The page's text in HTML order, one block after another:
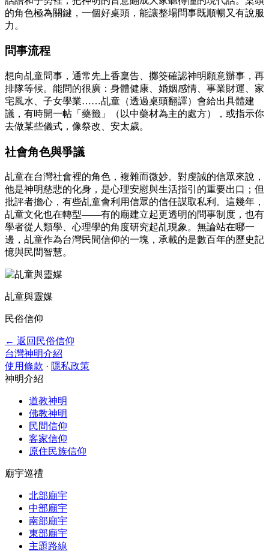
的角色極為關鍵，一個好桌頭，能讓整場問事既順暢又有說服
力。
問事流程
想向乩童問事，通常先上香稟告、擲筊確認神明願意辦事，再
排隊等候。能問的很廣：身體健康、婚姻感情、事業財運、家
宅風水、子女學業……乩童（透過桌頭翻譯）會給出具體建
議，有時開一帖「藥籤」（以中藥材為主的處方），或指示你
去做某些儀式，像祭改、安太歲。
社會角色與爭議
乩童在台灣社會裡的角色，複雜而微妙。對虔誠的信眾來說，
他是神明慈悲的化身，是心理安慰與生活指引的重要出口；但
批評者擔心，有些乩童會利用信眾的信任謀取私利。這幾年，
乩童文化也在轉型——有的廟建立起更透明的問事制度，也有
學者從人類學、心理學的角度研究起乩現象。無論站在哪一
邊，乩童作為台灣民間信仰的一塊，承載的是數百年的歷史記
憶與民間智慧。
乩童與靈媒
民俗信仰
← 返回民俗信仰
台灣神明介紹
使用條款 · 隱私政策
神明介紹
道教神明
佛教神明
民間信仰
客家信仰
原住民族信仰
廟宇巡禮
北部廟宇
中部廟宇
南部廟宇
東部廟宇
主題路線